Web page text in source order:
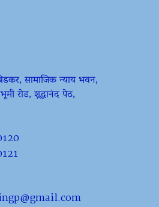
सामाजिक न्याय भवन,
रोड, श्रद्धानंद पेठ,